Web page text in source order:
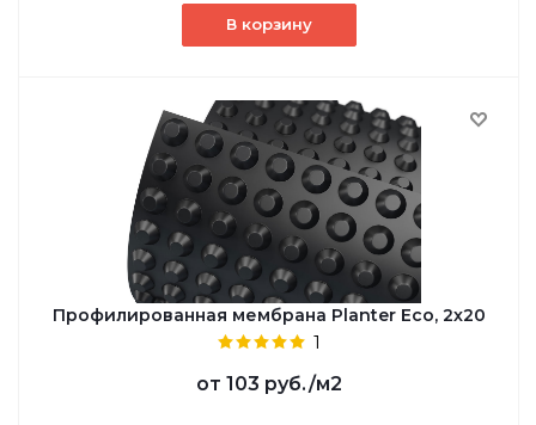
В корзину
Профилированная мембрана Planter Eco, 2х20
1
от 103 руб./м2